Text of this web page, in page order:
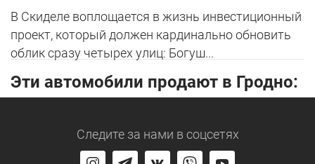
В Скиделе воплощается в жизнь инвестиционный
проект, который должен кардинально обновить
облик сразу четырех улиц: Богуш...
Эти автомобили продают в Гродно:
Следите за нами в соцсетях